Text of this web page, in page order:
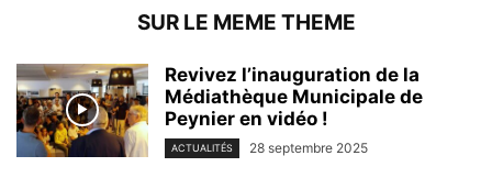
SUR LE MEME THEME
Revivez l’inauguration de la
Médiathèque Municipale de
Peynier en vidéo !
ACTUALITÉS 28 septembre 2025